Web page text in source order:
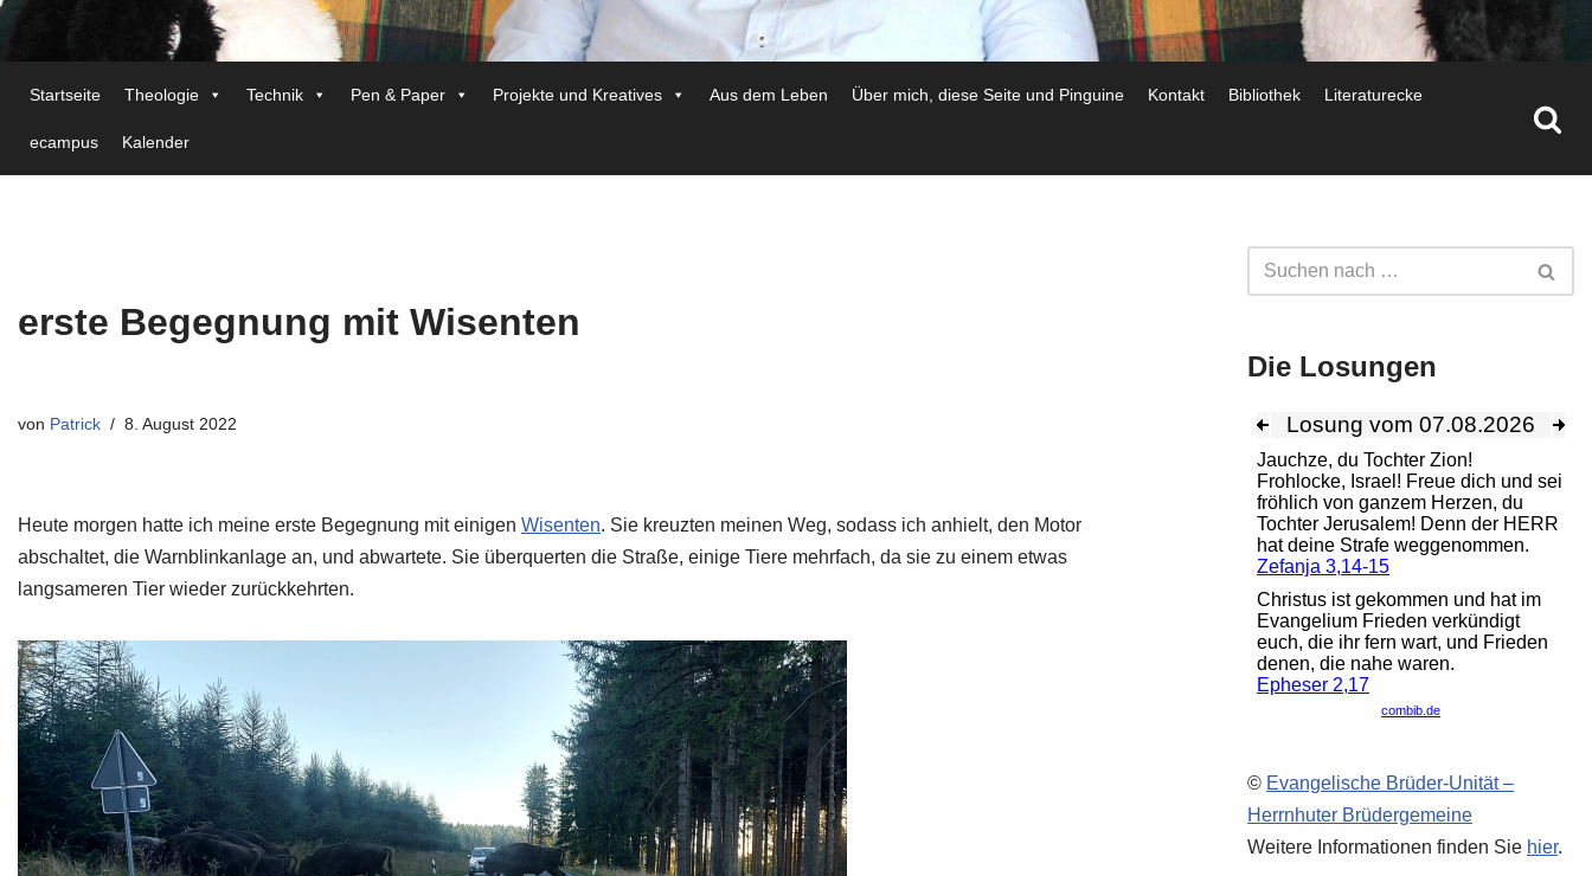
Startseite Theologie Technik Pen & Paper Projekte und Kreatives Aus dem Leben Über mich, diese Seite und Pinguine Kontakt Bibliothek Literaturecke
ecampus Kalender
erste Begegnung mit Wisenten
von Patrick 8. August 2022
Heute morgen hatte ich meine erste Begegnung mit einigen Wisenten. Sie kreuzten meinen Weg, sodass ich anhielt, den Motor
abschaltet, die Warnblinkanlage an, und abwartete. Sie überquerten die Straße, einige Tiere mehrfach, da sie zu einem etwas
langsameren Tier wieder zurückkehrten.
Die Losungen
© Evangelische Brüder-Unität –
Herrnhuter Brüdergemeine
Weitere Informationen finden Sie hier.